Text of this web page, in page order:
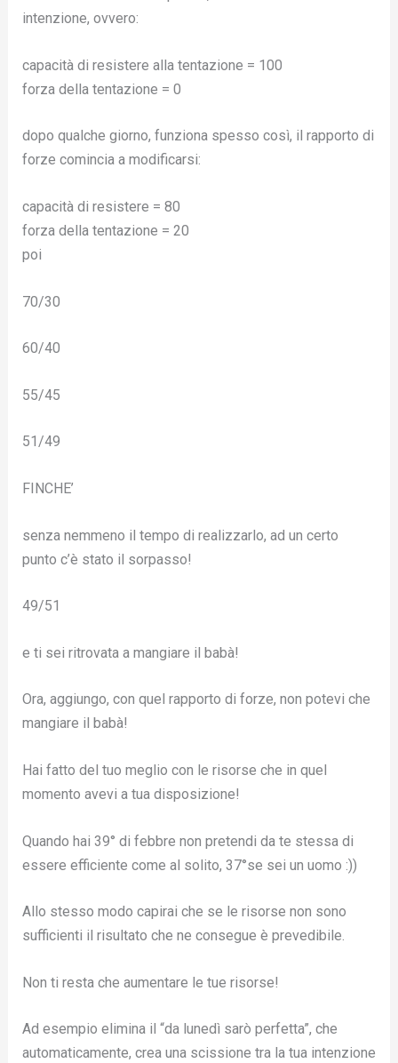
intenzione, ovvero:
capacità di resistere alla tentazione = 100
forza della tentazione = 0
dopo qualche giorno, funziona spesso così, il rapporto di
forze comincia a modificarsi:
capacità di resistere = 80
forza della tentazione = 20
poi
70/30
60/40
55/45
51/49
FINCHE’
senza nemmeno il tempo di realizzarlo, ad un certo
punto c’è stato il sorpasso!
49/51
e ti sei ritrovata a mangiare il babà!
Ora, aggiungo, con quel rapporto di forze, non potevi che
mangiare il babà!
Hai fatto del tuo meglio con le risorse che in quel
momento avevi a tua disposizione!
Quando hai 39° di febbre non pretendi da te stessa di
essere efficiente come al solito, 37°se sei un uomo :))
Allo stesso modo capirai che se le risorse non sono
sufficienti il risultato che ne consegue è prevedibile.
Non ti resta che aumentare le tue risorse!
Ad esempio elimina il “da lunedì sarò perfetta”, che
automaticamente, crea una scissione tra la tua intenzione